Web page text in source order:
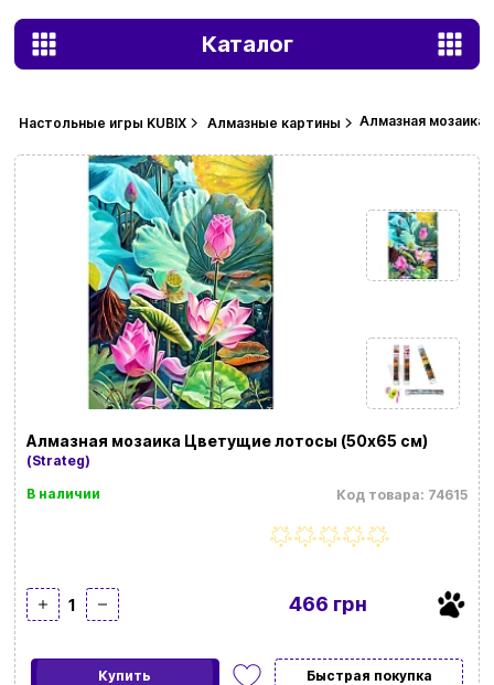
Каталог
Настольные игры KUBIX Алмазные картины Алмазная
Алмазная мозаика Цветущие лотосы (50х65 см)
(Strateg)
Код товара: 74615
В наличии
466 грн
1
Купить Быстрая покупка